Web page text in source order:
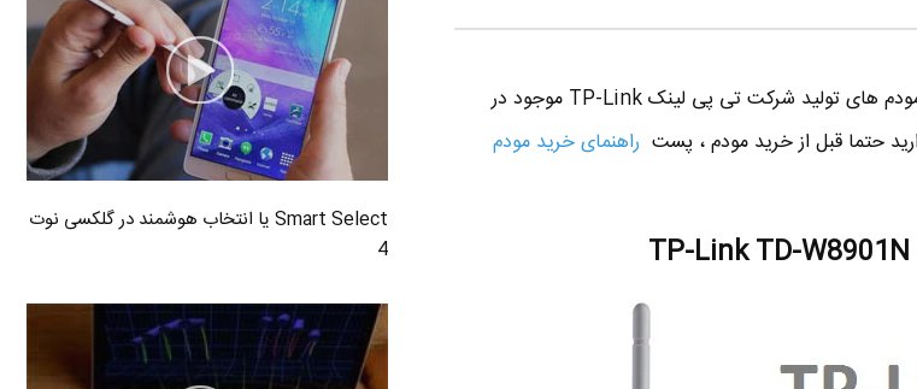
مودم تی پی لینک TD-W8901N یکی از ارزون ترین مودم های تولید شرکت تی پی لینک TP-Link موجود در
راهنمای خرید مودم
Smart Select یا انتخاب هوشمند در گلکسی نوت
4